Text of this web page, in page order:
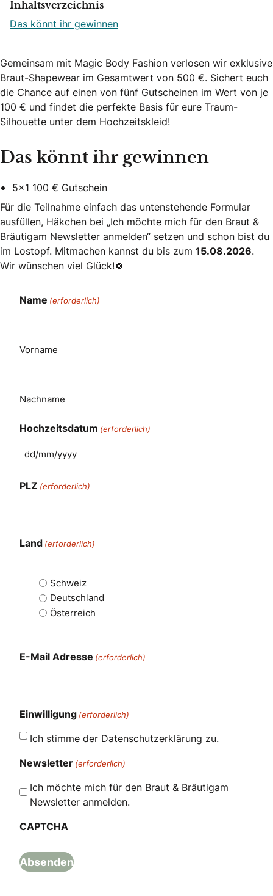
Inhaltsverzeichnis
Das könnt ihr gewinnen
Gemeinsam mit Magic Body Fashion verlosen wir exklusive
Braut-Shapewear im Gesamtwert von 500 €. Sichert euch
die Chance auf einen von fünf Gutscheinen im Wert von je
100 € und findet die perfekte Basis für eure Traum-
Silhouette unter dem Hochzeitskleid!
Das könnt ihr gewinnen
5×1 100 € Gutschein
Für die Teilnahme einfach das untenstehende Formular
ausfüllen, Häkchen bei „Ich möchte mich für den Braut &
Bräutigam Newsletter anmelden“ setzen und schon bist du
im Lostopf. Mitmachen kannst du bis zum 15.08.2026.
Wir wünschen viel Glück!🍀
Name (erforderlich)
Vorname
Nachname
Hochzeitsdatum (erforderlich)
PLZ (erforderlich)
Land (erforderlich)
Schweiz
Deutschland
Österreich
E-Mail Adresse (erforderlich)
Einwilligung (erforderlich)
Ich stimme der Datenschutzerklärung zu.
Newsletter (erforderlich)
Ich möchte mich für den Braut & Bräutigam
Newsletter anmelden.
CAPTCHA